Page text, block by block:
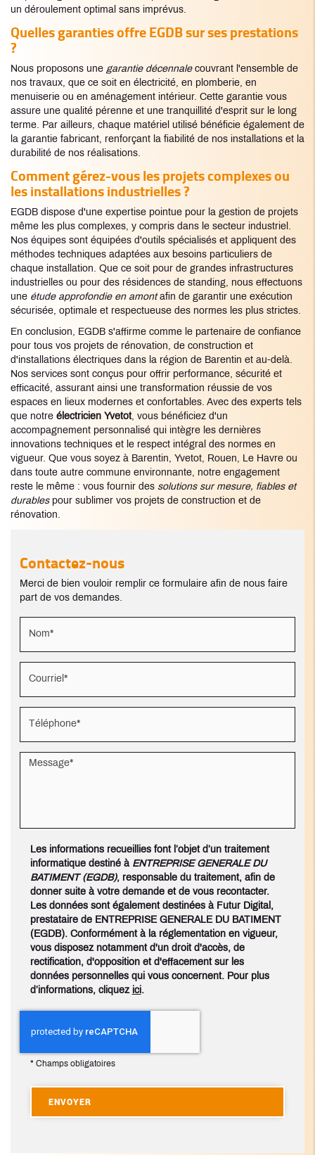
un déroulement optimal sans imprévus.
Quelles garanties offre EGDB sur ses prestations
?
Nous proposons une garantie décennalecouvrant l'ensemble de
nos travaux, que ce soit en électricité, en plomberie, en
menuiserie ou en aménagement intérieur. Cette garantie vous
assure une qualité pérenne et une tranquillité d'esprit sur le long
terme. Par ailleurs, chaque matériel utilisé bénéficie également de
la garantie fabricant, renforçant la fiabilité de nos installations et la
durabilité de nos réalisations.
Comment gérez-vous les projets complexes ou
les installations industrielles ?
EGDB dispose d'une expertise pointue pour la gestion de projets
même les plus complexes, y compris dans le secteur industriel.
Nos équipes sont équipées d'outils spécialisés et appliquent des
méthodes techniques adaptées aux besoins particuliers de
chaque installation. Que ce soit pour de grandes infrastructures
industrielles ou pour des résidences de standing, nous effectuons
une étude approfondie en amontafin de garantir une exécution
sécurisée, optimale et respectueuse des normes les plus strictes.
En conclusion, EGDB s'affirme comme le partenaire de confiance
pour tous vos projets de rénovation, de construction et
d'installations électriques dans la région de Barentin et au-delà.
Nos services sont conçus pour offrir performance, sécurité et
efficacité, assurant ainsi une transformation réussie de vos
espaces en lieux modernes et confortables. Avec des experts tels
que notre électricien Yvetot, vous bénéficiez d'un
accompagnement personnalisé qui intègre les dernières
innovations techniques et le respect intégral des normes en
vigueur. Que vous soyez à Barentin, Yvetot, Rouen, Le Havre ou
dans toute autre commune environnante, notre engagement
reste le même : vous fournir des solutions sur mesure, fiables et
durablespour sublimer vos projets de construction et de
rénovation.
Contactez-nous
Merci de bien vouloir remplir ce formulaire afin de nous faire
part de vos demandes.
Les informations recueillies font l’objet d’un traitement
informatique destiné àENTREPRISE GENERALE DU
BATIMENT (EGDB), responsable du traitement, afin de
donner suite à votre demande et de vous recontacter.
Les données sont également destinées à Futur Digital,
prestataire de ENTREPRISE GENERALE DU BATIMENT
(EGDB). Conformément à la réglementation en vigueur,
vous disposez notamment d'un droit d'accès, de
rectification, d'opposition et d'effacement sur les
données personnelles qui vous concernent. Pour plus
d’informations, cliquez ici.
* Champs obligatoires